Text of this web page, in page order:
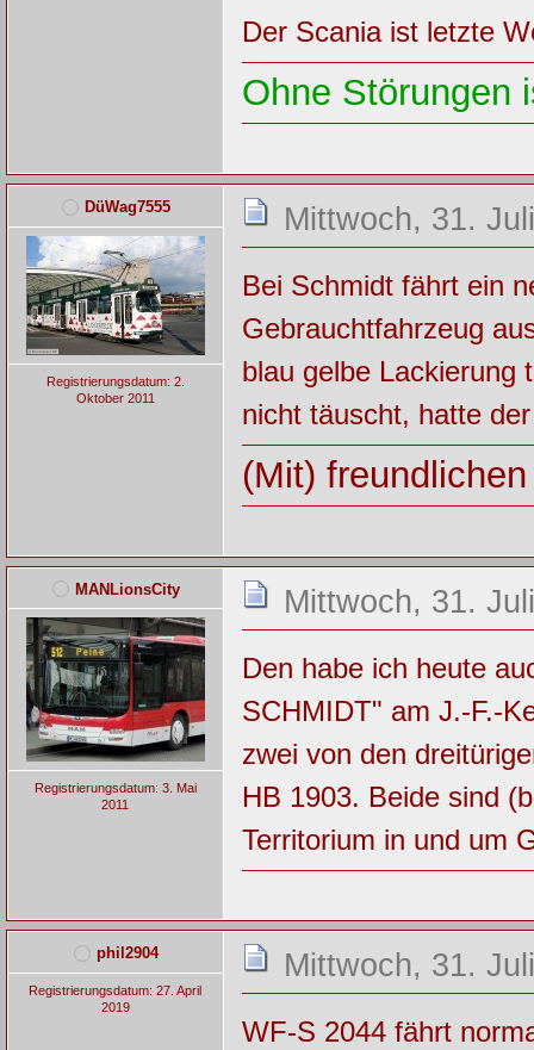
Der Scania ist letzte
Ohne Störungen
DüWag7555
Registrierungsdatum: 2.
Oktober 2011
Mittwoch, 31.
Bei Schmidt fährt ein
Gebrauchtfahrzeug
blau gelbe Lackierung
nicht täuscht, hatte
(Mit)
MANLionsCity
Registrierungsdatum: 3. Mai
2011
Mittwoch, 31.
Den habe ich heute
SCHMIDT" am J.-F.-
zwei von den
HB 1903. Beide sind
Territorium in und um
phil2904
Registrierungsdatum: 27. April
2019
Mittwoch, 31.
WF-S 2044 fährt